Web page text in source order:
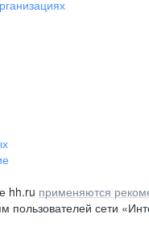
hh.ru применяются
пользователей сети